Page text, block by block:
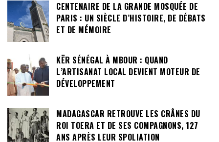
CENTENAIRE DE LA GRANDE MOSQUÉE DE
PARIS : UN SIÈCLE D’HISTOIRE, DE DÉBATS
ET DE MÉMOIRE
KËR SÉNÉGAL À MBOUR : QUAND
L’ARTISANAT LOCAL DEVIENT MOTEUR DE
DÉVELOPPEMENT
MADAGASCAR RETROUVE LES CRÂNES DU
ROI TOERA ET DE SES COMPAGNONS, 127
ANS APRÈS LEUR SPOLIATION